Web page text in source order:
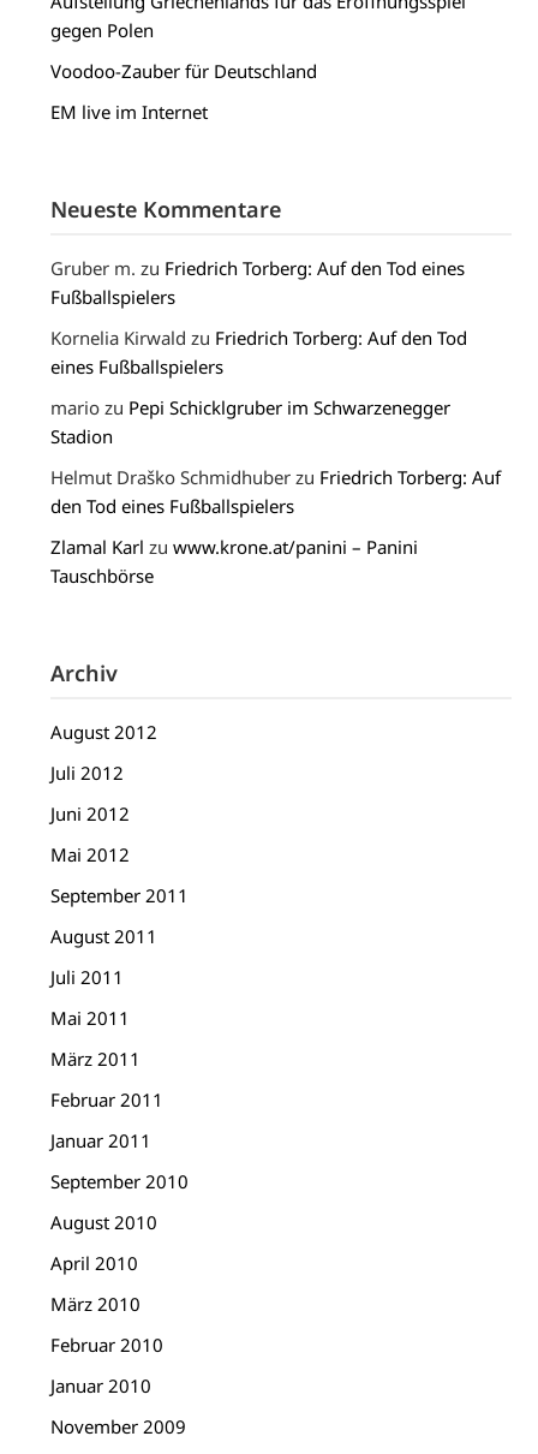
gegen Polen
Voodoo-Zauber für Deutschland
EM live im Internet
Neueste Kommentare
Gruber m. zu Friedrich Torberg: Auf den Tod eines
Fußballspielers
Kornelia Kirwald zu Friedrich Torberg: Auf den Tod
eines Fußballspielers
mario zu Pepi Schicklgruber im Schwarzenegger
Stadion
Helmut Draško Schmidhuber zu Friedrich Torberg: Auf
den Tod eines Fußballspielers
Zlamal Karl zuwww.krone.at/panini – Panini
Tauschbörse
Archiv
August 2012
Juli 2012
Juni 2012
Mai 2012
September 2011
August 2011
Juli 2011
Mai 2011
März 2011
Februar 2011
Januar 2011
September 2010
August 2010
April 2010
März 2010
Februar 2010
Januar 2010
November 2009